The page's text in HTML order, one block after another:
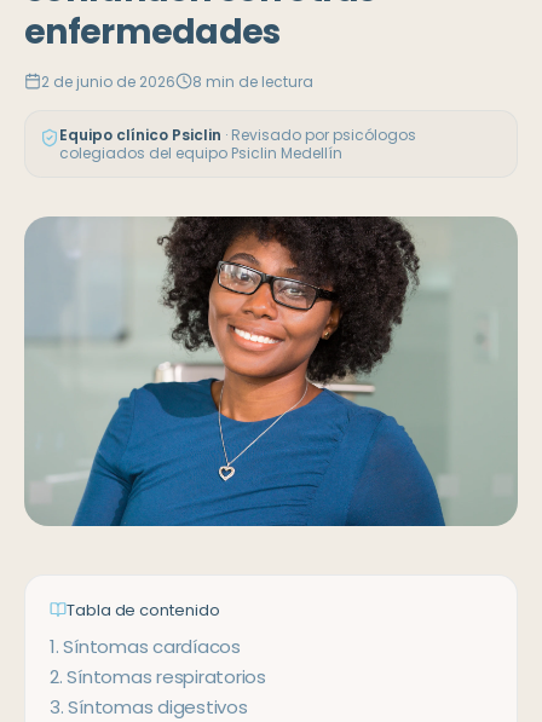
enfermedades
2 de junio de 2026 8 min de lectura
Equipo clínico Psiclin · Revisado por psicólogos
colegiados del equipo Psiclin Medellín
Tabla de contenido
1.Síntomas cardíacos
2.Síntomas respiratorios
3.Síntomas digestivos